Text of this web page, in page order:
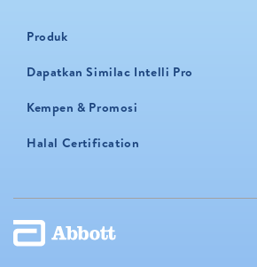
Produk
Dapatkan Similac Intelli Pro
Kempen & Promosi
Halal Certification